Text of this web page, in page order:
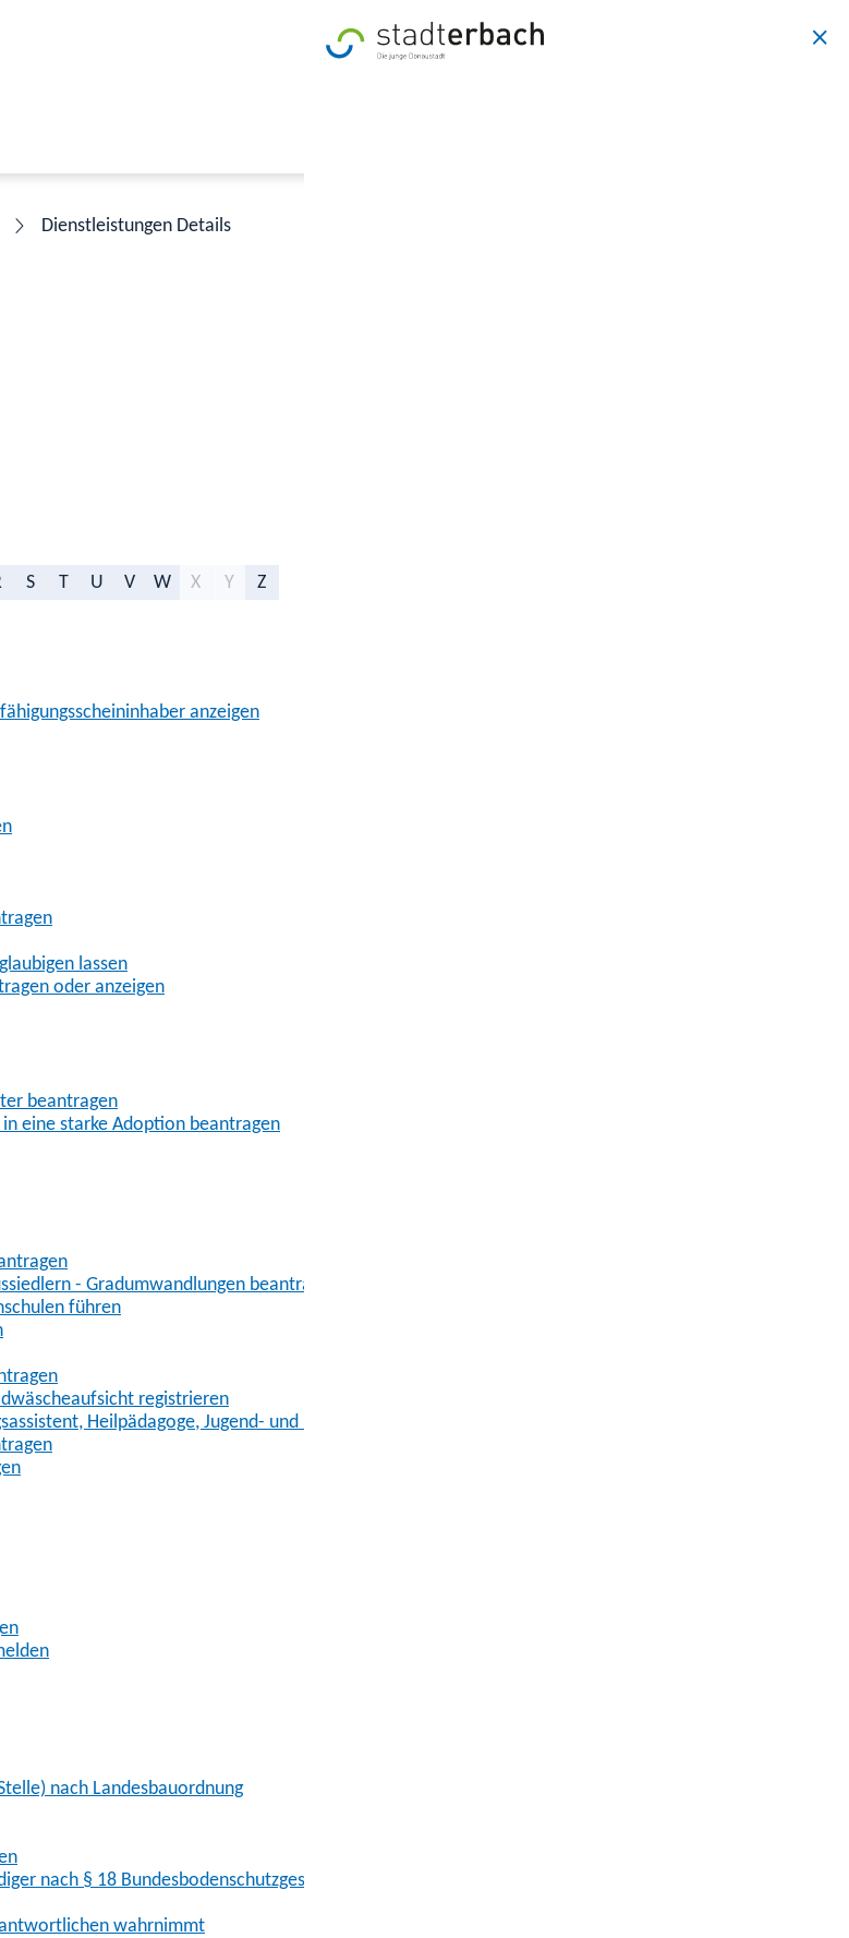
Dienstleistungen Details
S T U V W X Y Z
anzeigen
lassen
oder anzeigen
beantragen
eine starke Adoption beantragen
- Gradumwandlungen beantragen
führen
registrieren
Heilpädagoge, Jugend- und Heimerzieher, Sozialarbeiter, Sozialpädagoge mit ausländischer
nach Landesbauordnung
nach § 18 Bundesbodenschutzgesetz
wahrnimmt